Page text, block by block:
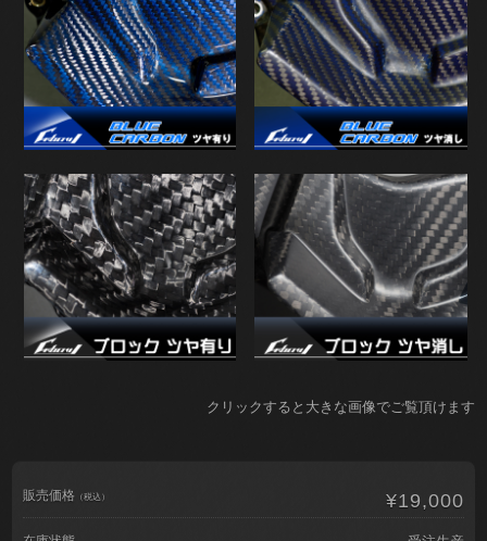
クリックすると大きな画像でご覧頂けます
販売価格 （税込） ¥19,000